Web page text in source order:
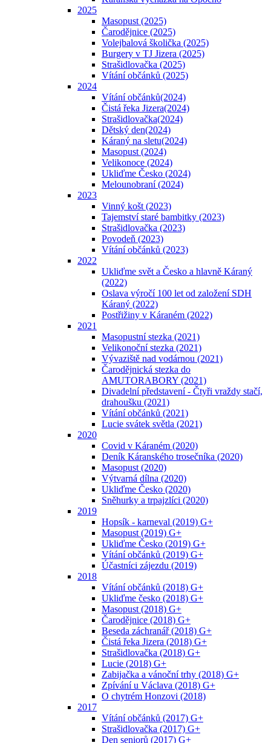
2025
Masopust (2025)
Čarodějnice (2025)
Volejbalová školička (2025)
Burgery v TJ Jizera (2025)
Strašidlovačka (2025)
Vítání občánků (2025)
2024
Vítání občánků(2024)
Čistá řeka Jizera(2024)
Strašidlovačka(2024)
Dětský den(2024)
Káraný na sletu(2024)
Masopust (2024)
Velikonoce (2024)
Ukliďme Česko (2024)
Melounobraní (2024)
2023
Vinný košt (2023)
Tajemství staré bambitky (2023)
Strašidlovačka (2023)
Povodeň (2023)
Vítání občánků (2023)
2022
Ukliďme svět a Česko a hlavně Káraný
(2022)
Oslava výročí 100 let od založení SDH
Káraný (2022)
Postřižiny v Káraném (2022)
2021
Masopustní stezka (2021)
Velikonoční stezka (2021)
Vývaziště nad vodárnou (2021)
Čarodějnická stezka do
AMUTORABORY (2021)
Divadelní představení - Čtyři vraždy stačí,
drahoušku (2021)
Vítání občánků (2021)
Lucie svátek světla (2021)
2020
Covid v Káraném (2020)
Deník Káranského trosečníka (2020)
Masopust (2020)
Výtvarná dílna (2020)
Ukliďme Česko (2020)
Sněhurky a trpajzlíci (2020)
2019
Hopsík - karneval (2019) G+
Masopust (2019) G+
Ukliďme Česko (2019) G+
Vítání občánků (2019) G+
Účastníci zájezdu (2019)
2018
Vítání občánků (2018) G+
Ukliďme česko (2018) G+
Masopust (2018) G+
Čarodějnice (2018) G+
Beseda záchranář (2018) G+
Čistá řeka Jizera (2018) G+
Strašidlovačka (2018) G+
Lucie (2018) G+
Zabijačka a vánoční trhy (2018) G+
Zpívání u Václava (2018) G+
O chytrém Honzovi (2018)
2017
Vítání občánků (2017) G+
Strašidlovačka (2017) G+
Den seniorů (2017) G+